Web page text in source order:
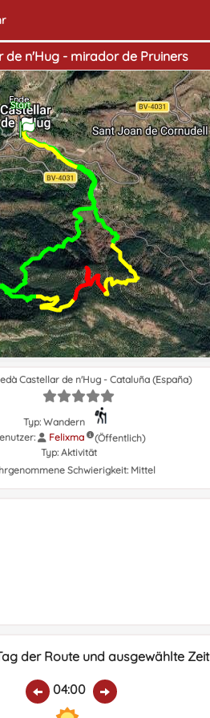
de n'Hug - mirador de Pruiners
Start
Ende
Castellar de n'Hug - Cataluña (España)
Typ: Wandern
Felixma
(Öffentlich)
Typ: Aktivität
Schwierigkeit: Mittel
der Route und ausgewählte Zeit
04:00